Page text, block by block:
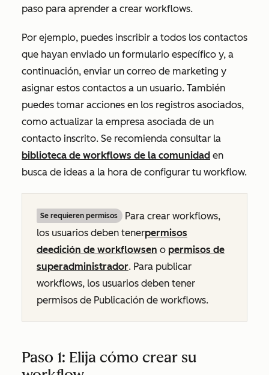
paso para aprender a crear workflows.
Por ejemplo, puedes inscribir a todos los contactos
que hayan enviado un formulario específico y, a
continuación, enviar un correo de marketing y
asignar estos contactos a un usuario. También
puedes tomar acciones en los registros asociados,
como actualizar la empresa asociada de un
contacto inscrito. Se recomienda consultar la
biblioteca de workflows de la comunidad en
busca de ideas a la hora de configurar tu workflow.
Se requieren permisos
Para crear workflows,
los usuarios deben tenerpermisos
deedición de workflowsen o permisos de
superadministrador. Para publicar
workflows, los usuarios deben tener
permisos de Publicación de workflows.
Paso 1: Elija cómo crear su